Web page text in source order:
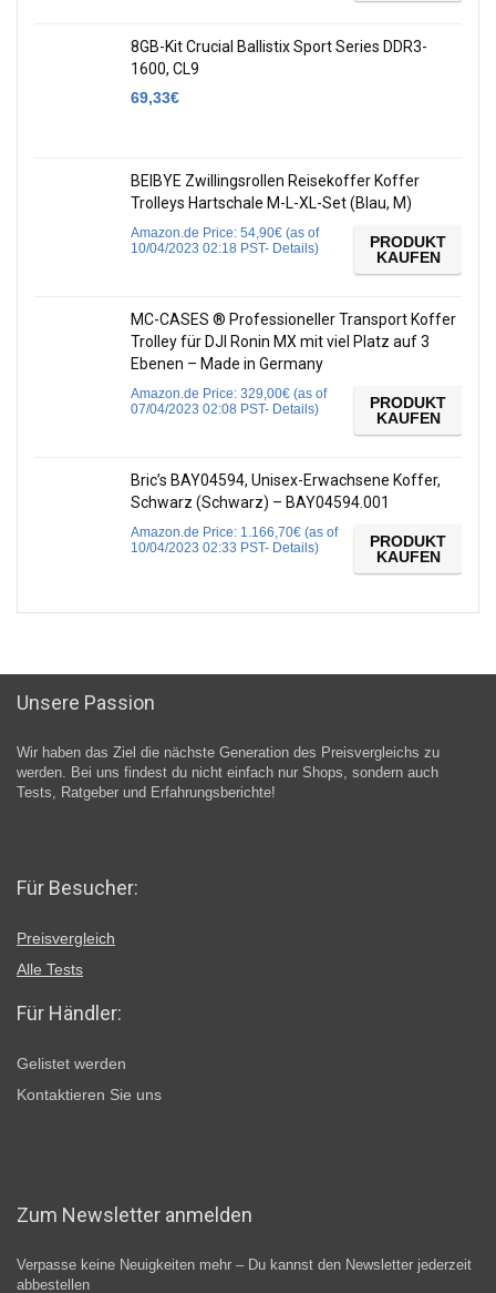
8GB-Kit Crucial Ballistix Sport Series DDR3-
1600, CL9
69,33€
BEIBYE Zwillingsrollen Reisekoffer Koffer
Trolleys Hartschale M-L-XL-Set (Blau, M)
Amazon.de Price: 54,90€ (as of
10/04/2023 02:18 PST- Details)
PRODUKT
KAUFEN
MC-CASES ® Professioneller Transport Koffer
Trolley für DJI Ronin MX mit viel Platz auf 3
Ebenen – Made in Germany
Amazon.de Price: 329,00€ (as of
07/04/2023 02:08 PST- Details)
PRODUKT
KAUFEN
Bric’s BAY04594, Unisex-Erwachsene Koffer,
Schwarz (Schwarz) – BAY04594.001
Amazon.de Price: 1.166,70€ (as of
10/04/2023 02:33 PST- Details)
PRODUKT
KAUFEN
Unsere Passion
Wir haben das Ziel die nächste Generation des Preisvergleichs zu
werden. Bei uns findest du nicht einfach nur Shops, sondern auch
Tests, Ratgeber und Erfahrungsberichte!
Für Besucher:
Preisvergleich
Alle Tests
Für Händler:
Gelistet werden
Kontaktieren Sie uns
Zum Newsletter anmelden
Verpasse keine Neuigkeiten mehr – Du kannst den Newsletter jederzeit
abbestellen